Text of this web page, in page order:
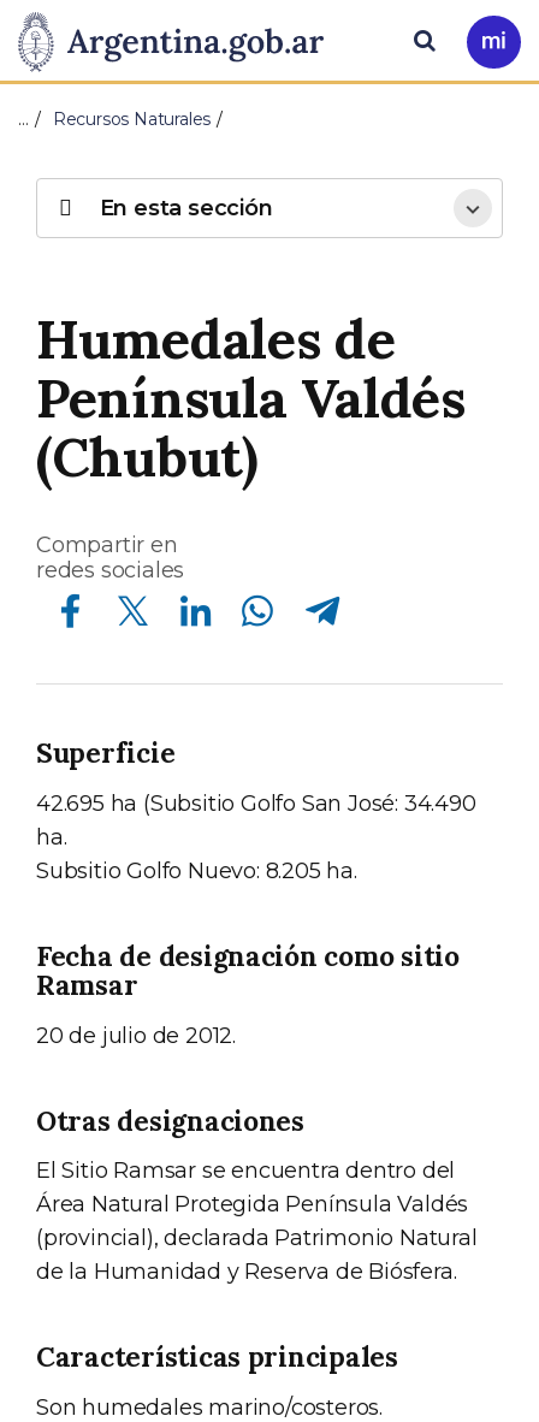
Presidencia
de
Nación
Pasar al contenido principal
Ir
a
Buscar
… Recursos Naturales
Humedales de
Península Valdés
(Chubut)
Compartir en
redes sociales
Compartir en Facebook Compartir en Twitter Compartir en Linkedin Compartir en Whatsapp Compartir en Telegram
Superficie
42.695 ha (Subsitio Golfo San José: 34.490
ha.
Subsitio Golfo Nuevo: 8.205 ha.
Fecha de designación como sitio
Ramsar
20 de julio de 2012.
Otras designaciones
El Sitio Ramsar se encuentra dentro del
Área Natural Protegida Península Valdés
(provincial), declarada Patrimonio Natural
de la Humanidad y Reserva de Biósfera.
Características principales
Son humedales marino/costeros.
En esta sección